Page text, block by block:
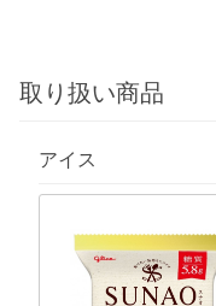
取り扱い商品
アイス